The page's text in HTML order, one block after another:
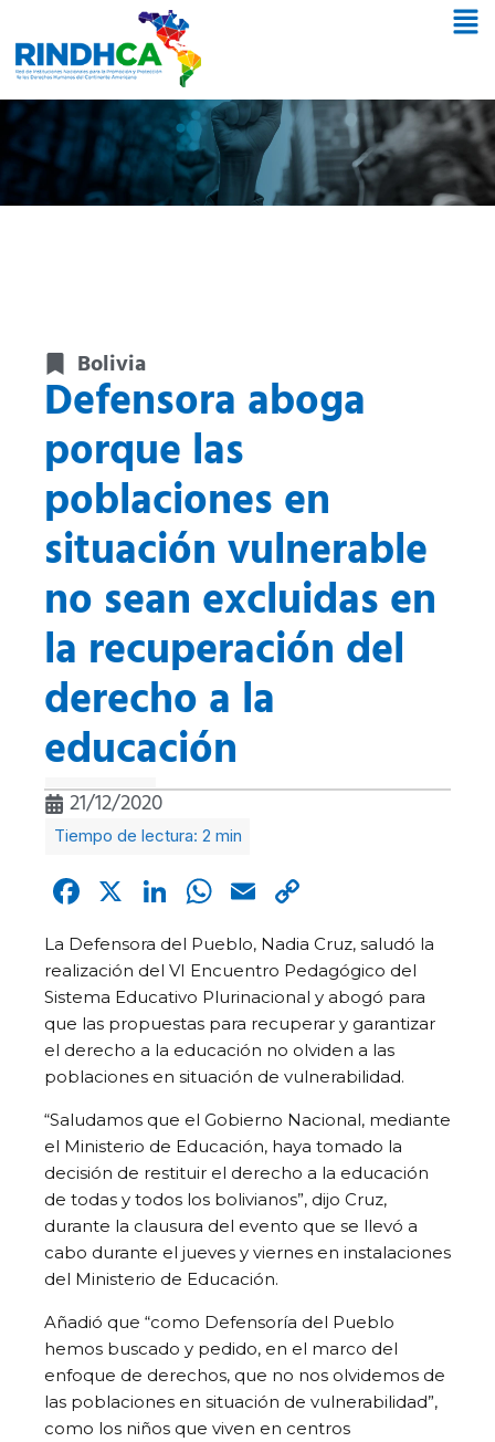
Bolivia
Defensora aboga
porque las
poblaciones en
situación vulnerable
no sean excluidas en
la recuperación del
derecho a la
educación
21/12/2020
Facebook
X LinkedIn
WhatsApp
Email
Link
La Defensora del Pueblo, Nadia Cruz, saludó la
realización del VI Encuentro Pedagógico del
Sistema Educativo Plurinacional y abogó para
que las propuestas para recuperar y garantizar
el derecho a la educación no olviden a las
poblaciones en situación de vulnerabilidad.
“Saludamos que el Gobierno Nacional, mediante
el Ministerio de Educación, haya tomado la
decisión de restituir el derecho a la educación
de todas y todos los bolivianos”, dijo Cruz,
durante la clausura del evento que se llevó a
cabo durante el jueves y viernes en instalaciones
del Ministerio de Educación.
Añadió que “como Defensoría del Pueblo
hemos buscado y pedido, en el marco del
enfoque de derechos, que no nos olvidemos de
las poblaciones en situación de vulnerabilidad”,
como los niños que viven en centros